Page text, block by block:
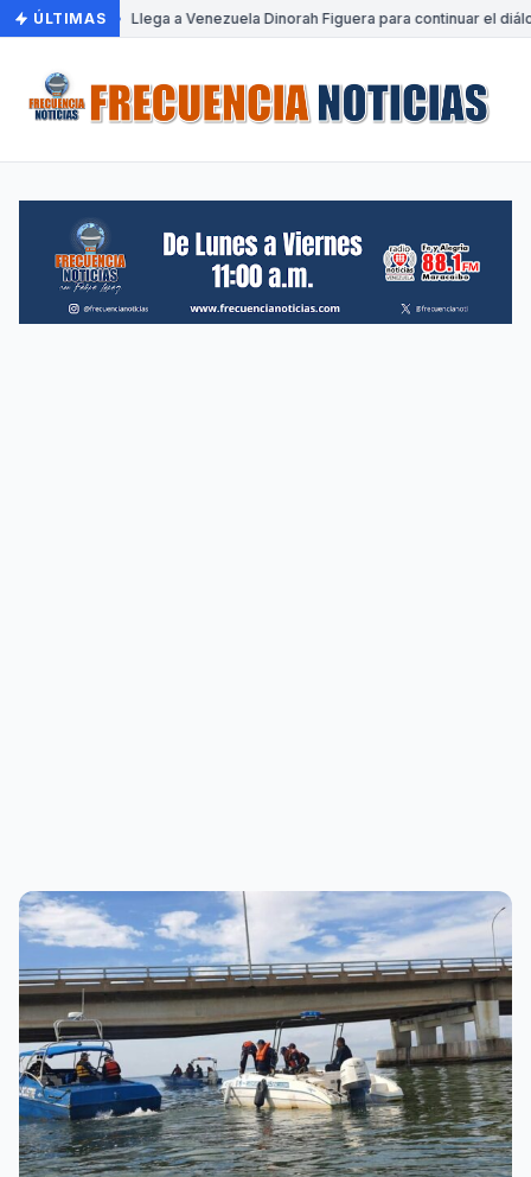
ÚLTIMAS Llega a Venezuela Dinorah Figuera para continuar el